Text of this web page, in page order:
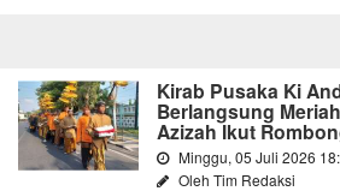
Kirab Pusaka Ki
Berlangsung
Azizah Ikut
Minggu, 05 Juli 2026
Oleh Tim Redaksi